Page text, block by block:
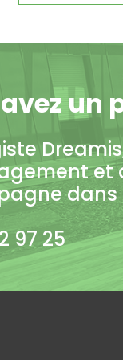
un
et
dans
97 25